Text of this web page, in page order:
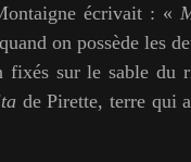
écrivait : «
on possède les
fixés sur le sable du
de Pirette, terre qui